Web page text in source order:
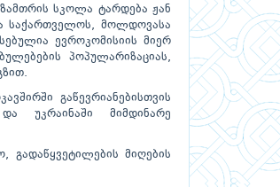
ზამთრის სკოლა ტარდება ჟან
საქართველოს, მოლდოვასა
ევროკომისიის მიერ
პოპულარიზაციას,
გაწევრიანებისთვის
უკრაინაში მიმდინარე
მიღების